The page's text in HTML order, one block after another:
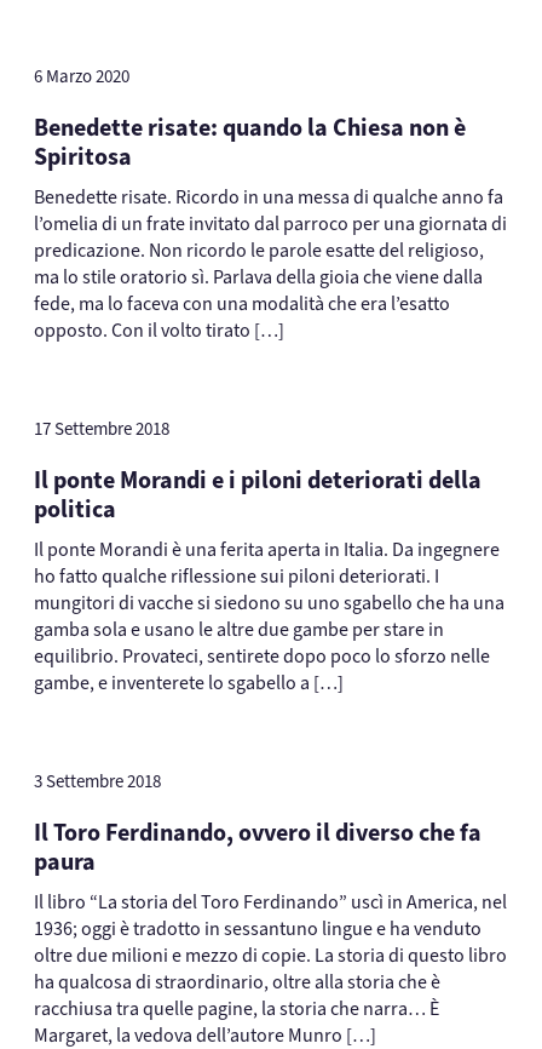
6 Marzo 2020
Benedette risate: quando la Chiesa non è
Spiritosa
Benedette risate. Ricordo in una messa di qualche anno fa
l’omelia di un frate invitato dal parroco per una giornata di
predicazione. Non ricordo le parole esatte del religioso,
ma lo stile oratorio sì. Parlava della gioia che viene dalla
fede, ma lo faceva con una modalità che era l’esatto
opposto. Con il volto tirato […]
17 Settembre 2018
Il ponte Morandi e i piloni deteriorati della
politica
Il ponte Morandi è una ferita aperta in Italia. Da ingegnere
ho fatto qualche riflessione sui piloni deteriorati. I
mungitori di vacche si siedono su uno sgabello che ha una
gamba sola e usano le altre due gambe per stare in
equilibrio. Provateci, sentirete dopo poco lo sforzo nelle
gambe, e inventerete lo sgabello a […]
3 Settembre 2018
Il Toro Ferdinando, ovvero il diverso che fa
paura
Il libro “La storia del Toro Ferdinando” uscì in America, nel
1936; oggi è tradotto in sessantuno lingue e ha venduto
oltre due milioni e mezzo di copie. La storia di questo libro
ha qualcosa di straordinario, oltre alla storia che è
racchiusa tra quelle pagine, la storia che narra… È
Margaret, la vedova dell’autore Munro […]